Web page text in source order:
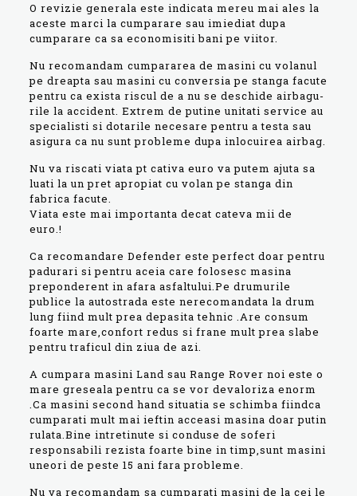
O revizie generala este indicata mereu mai ales la
aceste marci la cumparare sau imiediat dupa
cumparare ca sa economisiti bani pe viitor.
Nu recomandam cumpararea de masini cu volanul
pe dreapta sau masini cu conversia pe stanga facute
pentru ca exista riscul de a nu se deschide airbagu-
rile la accident. Extrem de putine unitati service au
specialisti si dotarile necesare pentru a testa sau
asigura ca nu sunt probleme dupa inlocuirea airbag.
Nu va riscati viata pt cativa euro va putem ajuta sa
luati la un pret apropiat cu volan pe stanga din
fabrica facute.
Viata este mai importanta decat cateva mii de
euro.!
Ca recomandare Defender este perfect doar pentru
padurari si pentru aceia care folosesc masina
preponderent in afara asfaltului.Pe drumurile
publice la autostrada este nerecomandata la drum
lung fiind mult prea depasita tehnic .Are consum
foarte mare,confort redus si frane mult prea slabe
pentru traficul din ziua de azi.
A cumpara masini Land sau Range Rover noi este o
mare greseala pentru ca se vor devaloriza enorm
.Ca masini second hand situatia se schimba fiindca
cumparati mult mai ieftin acceasi masina doar putin
rulata.Bine intretinute si conduse de soferi
responsabili rezista foarte bine in timp,sunt masini
uneori de peste 15 ani fara probleme.
Nu va recomandam sa cumparati masini de la cei le